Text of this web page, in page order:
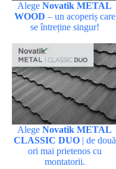
AlegeNovatik METAL
WOOD – un acoperiș care
se întreține singur!
AlegeNovatik METAL
CLASSIC DUO| de două
ori mai prietenos cu
montatorii.